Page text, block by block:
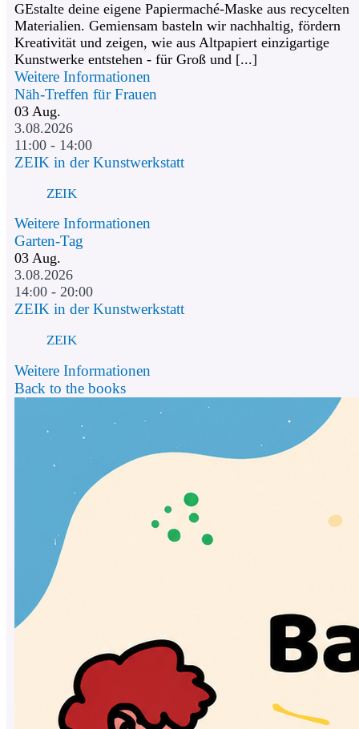
GEstalte deine eigene Papiermaché-Maske aus recycelten
Materialien. Gemiensam basteln wir nachhaltig, fördern
Kreativität und zeigen, wie aus Altpapiert einzigartige
Kunstwerke entstehen - für Groß und [...]
Weitere Informationen
Näh-Treffen für Frauen
03 Aug.
3.08.2026
11:00 - 14:00
ZEIK in der Kunstwerkstatt
ZEIK
Weitere Informationen
Garten-Tag
03 Aug.
3.08.2026
14:00 - 20:00
ZEIK in der Kunstwerkstatt
ZEIK
Weitere Informationen
Back to the books